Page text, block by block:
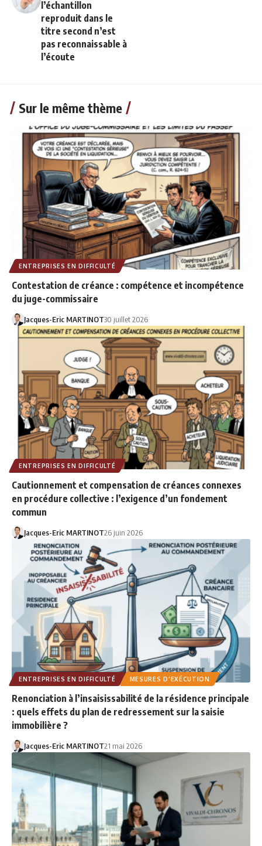
l’échantillon
reproduit dans le
titre second n’est
pas reconnaissable à
l’écoute
Sur le même thème
ENTREPRISES EN DIFFICULTÉ
Contestation de créance : compétence et incompétence
du juge-commissaire
Jacques-Eric MARTINOT30 juillet 2026
ENTREPRISES EN DIFFICULTÉ
Cautionnement et compensation de créances connexes
en procédure collective : l’exigence d’un fondement
commun
Jacques-Eric MARTINOT26 juin 2026
ENTREPRISES EN DIFFICULTÉ MESURES D'EXÉCUTION
Renonciation à l’insaisissabilité de la résidence principale
: quels effets du plan de redressement sur la saisie
immobilière ?
Jacques-Eric MARTINOT21 mai 2026